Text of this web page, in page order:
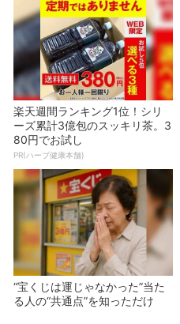
楽天週間ランキング1位！シリ
ーズ累計3億包のスッキリ茶。3
80円でお試し
PR(ハーブ健康本舗)
“宝くじは運じゃなかった”当た
る人の“共通点”を知っただけ